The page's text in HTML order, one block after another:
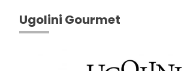
Ugolini Gourmet